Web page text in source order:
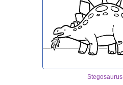
Stegosaurus